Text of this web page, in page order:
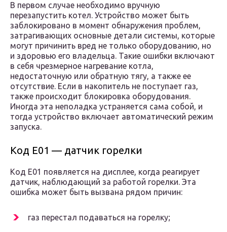
В первом случае необходимо вручную
перезапустить котел. Устройство может быть
заблокировано в момент обнаружения проблем,
затрагивающих основные детали системы, которые
могут причинить вред не только оборудованию, но
и здоровью его владельца. Такие ошибки включают
в себя чрезмерное нагревание котла,
недостаточную или обратную тягу, а также ее
отсутствие. Если в накопитель не поступает газ,
также происходит блокировка оборудования.
Иногда эта неполадка устраняется сама собой, и
тогда устройство включает автоматический режим
запуска.
Код Е01 — датчик горелки
Код Е01 появляется на дисплее, когда реагирует
датчик, наблюдающий за работой горелки. Эта
ошибка может быть вызвана рядом причин:
газ перестал подаваться на горелку;